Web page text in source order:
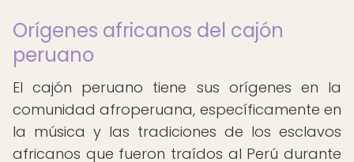
Orígenes africanos del cajón
peruano
El cajón peruano tiene sus orígenes en la
comunidad afroperuana, específicamente en
la música y las tradiciones de los esclavos
africanos que fueron traídos al Perú durante